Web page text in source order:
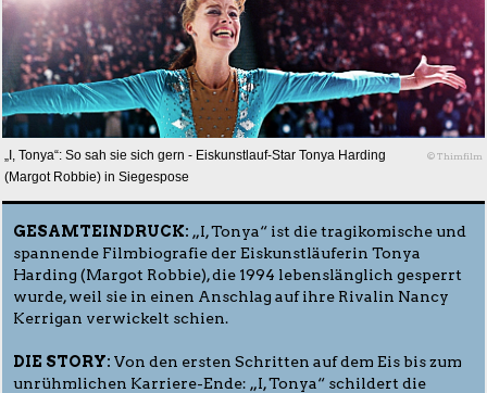
„I, Tonya“: So sah sie sich gern - Eiskunstlauf-Star Tonya Harding
(Margot Robbie) in Siegespose
© Thimfilm
GESAMTEINDRUCK: „I, Tonya“ ist die tragikomische und
spannende Filmbiografie der Eiskunstläuferin Tonya
Harding (Margot Robbie), die 1994 lebenslänglich gesperrt
wurde, weil sie in einen Anschlag auf ihre Rivalin Nancy
Kerrigan verwickelt schien.
DIE STORY: Von den ersten Schritten auf dem Eis bis zum
unrühmlichen Karriere-Ende: „I, Tonya“ schildert die